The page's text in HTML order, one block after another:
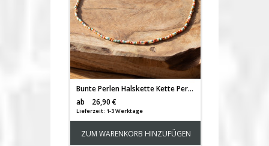
Bunte Perlen Halskette Kette Perlenkette Rocailles boho Style pastelltöne Edelstahl und rosegold Handmade handgefertigt pek1
ab
26,90 €
Lieferzeit: 1-3 Werktage
ZUM WARENKORB HINZUFÜGEN